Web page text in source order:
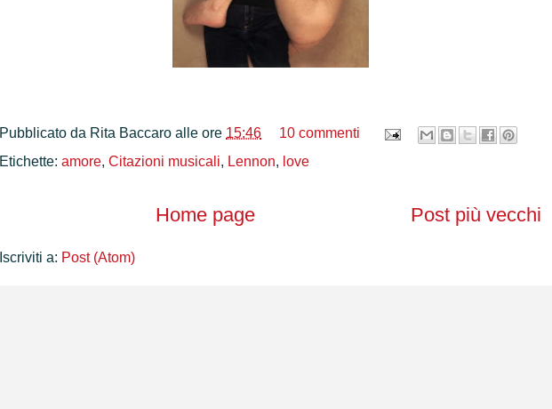
Pubblicato da Rita Baccaro alle ore 15:46
10 commenti
Etichette: amore, Citazioni musicali, Lennon, love
Post più vecchi
Home page
Iscriviti a: Post (Atom)